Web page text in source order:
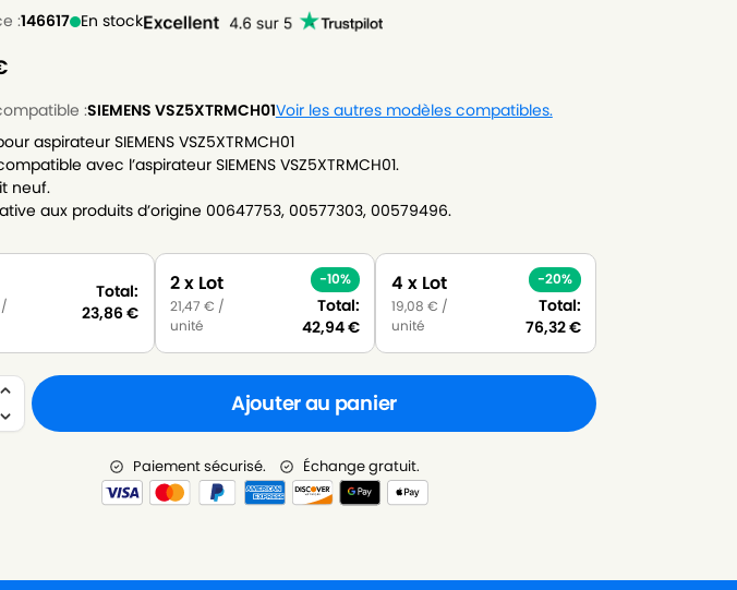
:146617 En stock
:SIEMENS VSZ5XTRMCH01Voir les autres modèles compatibles.
aspirateur SIEMENS VSZ5XTRMCH01
avec l’aspirateur SIEMENS VSZ5XTRMCH01.
neuf.
aux produits d’origine 00647753, 00577303, 00579496.
/
Total:
23,86€
2 x Lot
21,47€ /
unité
-10%
Total:
42,94€
4 x Lot
19,08 € /
unité
-20%
Total:
76,32€
Ajouter au panier
Paiement sécurisé. Échange gratuit.